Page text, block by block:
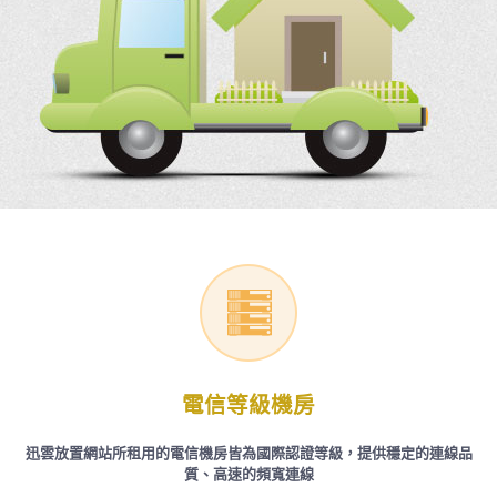
電信等級機房
迅雲放置網站所租用的電信機房皆為國際認證等級，提供穩定的連線品
質、高速的頻寬連線